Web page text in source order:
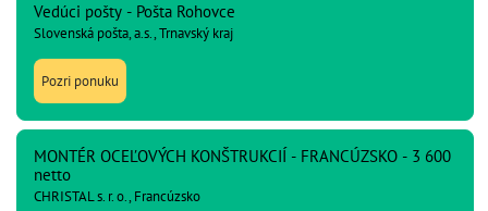
Vedúci pošty - Pošta Rohovce
Slovenská pošta, a.s., Trnavský kraj
Pozri ponuku
MONTÉR OCEĽOVÝCH KONŠTRUKCIÍ - FRANCÚZSKO - 3 600
netto
CHRISTAL s. r. o., Francúzsko